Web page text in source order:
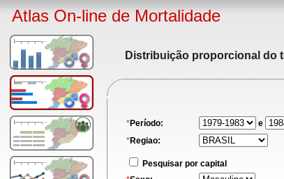
Atlas On-line de Mortalidade
Distribuição proporcional do
*Período:
e
*Regiao:
Pesquisar por capital